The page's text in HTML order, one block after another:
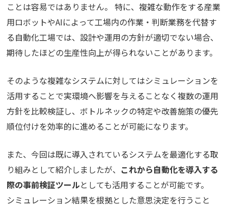
ことは容易ではありません。 特に、複雑な動作をする産業
用ロボットやAIによって工場内の作業・判断業務を代替す
る自動化工場では、設計や運用の方針が適切でない場合、
期待したほどの生産性向上が得られないことがあります。
そのような複雑なシステムに対してはシミュレーションを
活用することで実環境へ影響を与えることなく複数の運用
方針を比較検証し、ボトルネックの特定や改善施策の優先
順位付けを効率的に進めることが可能になります。
また、今回は既に導入されているシステムを最適化する取
り組みとして紹介しましたが、 これから自動化を導入する
際の事前検証ツールとしても活用することが可能です。
シミュレーション結果を根拠とした意思決定を行うこと